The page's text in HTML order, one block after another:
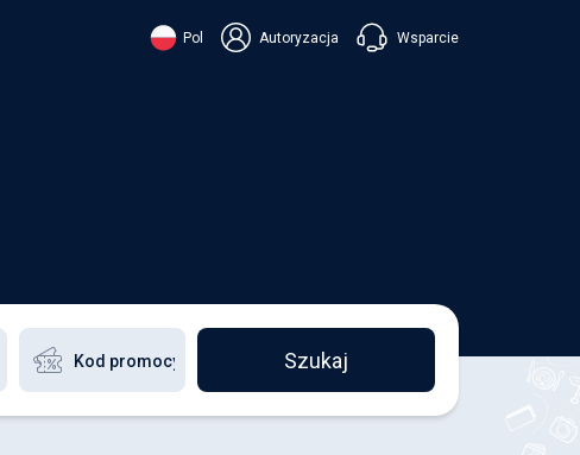
Pol Autoryzacja Wsparcie
Czatuj w Messengerze
Szukaj